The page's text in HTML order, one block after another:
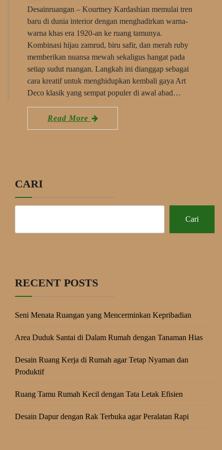
Desainruangan – Kourtney Kardashian memulai tren
baru di dunia interior dengan menghadirkan warna-
warna khas era 1920-an ke ruang tamunya.
Kombinasi hijau zamrud, biru safir, dan merah ruby
memberikan nuansa mewah sekaligus hangat pada
setiap sudut ruangan. Langkah ini dianggap sebagai
cara kreatif untuk menghidupkan kembali gaya Art
Deco klasik yang sempat populer di awal abad…
Read More
CARI
Cari
RECENT POSTS
Seni Menata Ruangan yang Mencerminkan Kepribadian
Area Duduk Santai di Dalam Rumah dengan Tanaman Hias
Desain Ruang Kerja di Rumah agar Tetap Nyaman dan
Produktif
Ruang Tamu Rumah Kecil dengan Tata Letak Efisien
Desain Dapur dengan Rak Terbuka agar Peralatan Rapi